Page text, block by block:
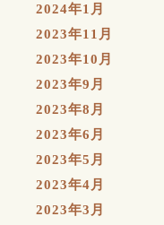
2024年1月
2023年11月
2023年10月
2023年9月
2023年8月
2023年6月
2023年5月
2023年4月
2023年3月